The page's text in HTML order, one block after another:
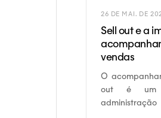
26 DE MAI. DE
Sell out e a
vendas
O
out é um